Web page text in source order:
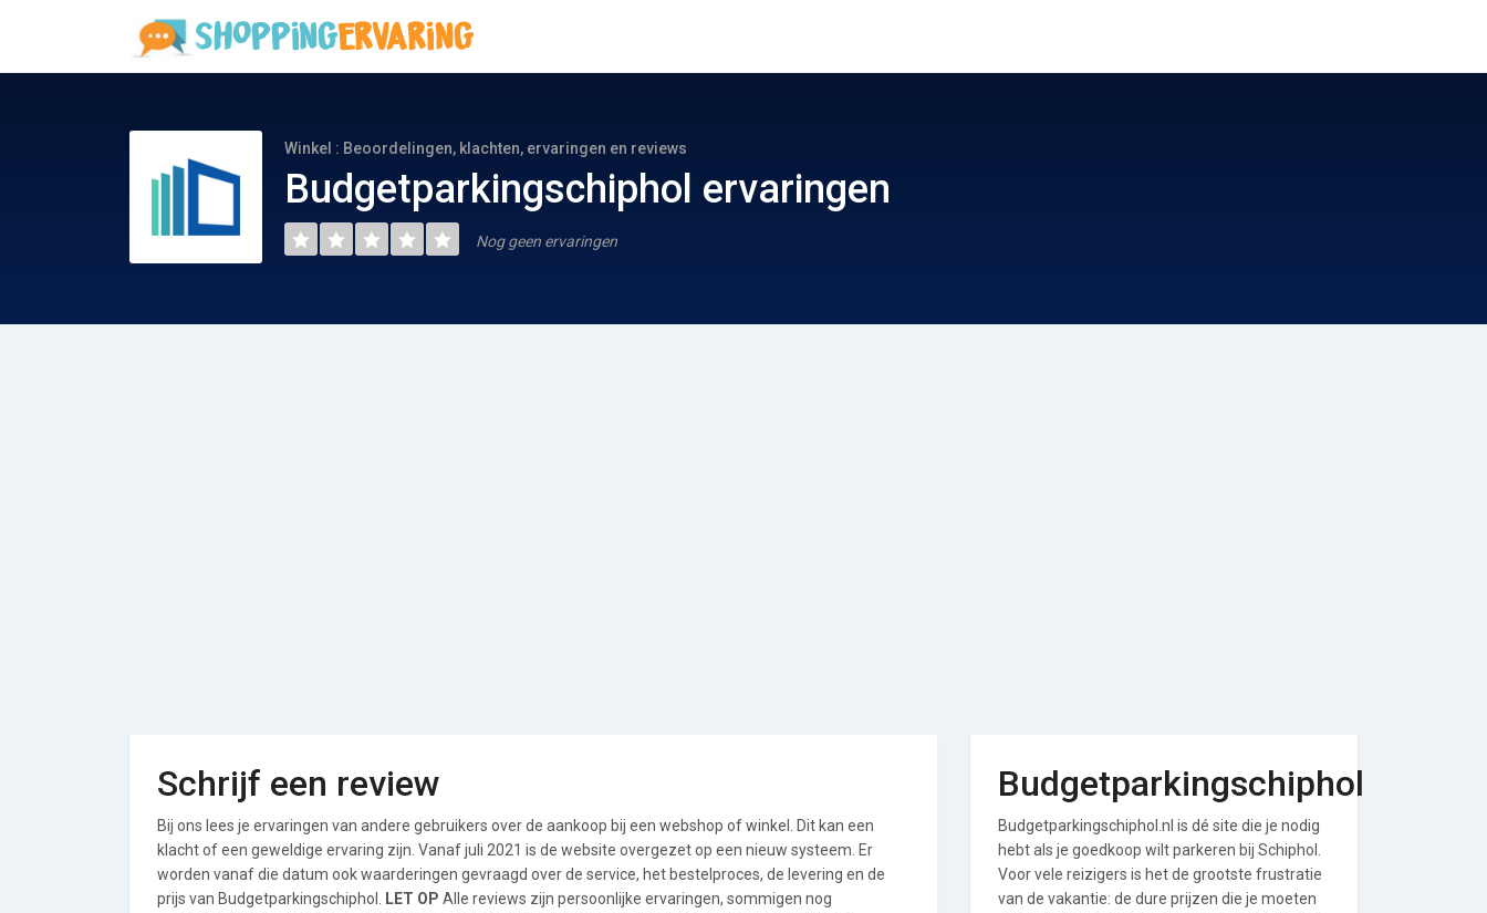
Winkel : Beoordelingen, klachten, ervaringen en reviews
Budgetparkingschiphol ervaringen
Nog geen ervaringen
Schrijf een review
Bij ons lees je ervaringen van andere gebruikers over de aankoop bij een webshop of winkel. Dit kan een
klacht of een geweldige ervaring zijn. Vanaf juli 2021 is de website overgezet op een nieuw systeem. Er
worden vanaf die datum ook waarderingen gevraagd over de service, het bestelproces, de levering en de
prijs van Budgetparkingschiphol.
LET OP Alle reviews zijn persoonlijke ervaringen, sommigen nog
Budgetparkingschiphol
Budgetparkingschiphol.nl is dé site die je nodig
hebt als je goedkoop wilt parkeren bij Schiphol.
Voor vele reizigers is het de grootste frustratie
van de vakantie: de dure prijzen die je moeten